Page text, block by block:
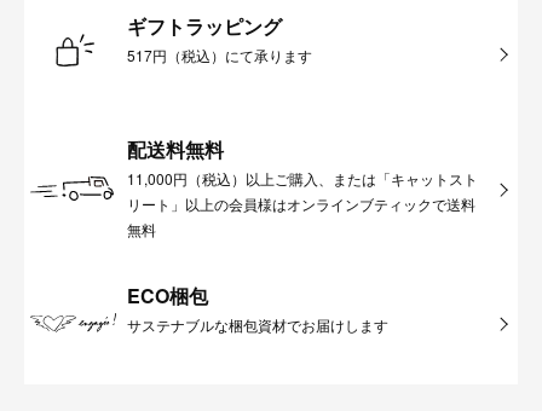
ギフトラッピング
517円（税込）にて承ります
配送料無料
11,000円（税込）以上ご購入、または「キャットスト
リート」以上の会員様はオンラインブティックで送料
無料
ECO梱包
サステナブルな梱包資材でお届けします